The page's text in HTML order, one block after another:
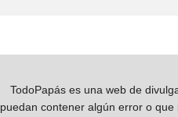
TodoPapás es una web de
puedan contener algún error o